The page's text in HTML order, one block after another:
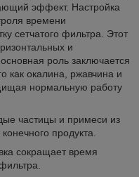
эффект. Настройка
времени
сетчатого фильтра. Этот
и
роль заключается
как окалина, ржавчина и
нормальную работу
частицы и примеси из
продукта.
сокращает время